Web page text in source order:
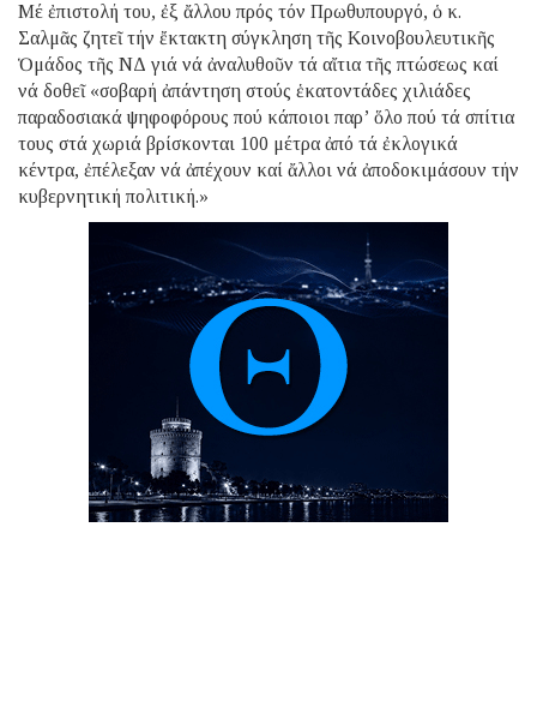
Μέ ἐπιστολή του, ἐξ ἄλλου πρός τόν Πρωθυπουργό, ὁ κ.
Σαλμᾶς ζητεῖ τήν ἔκτακτη σύγκληση τῆς Κοινοβουλευτικῆς
Ὁμάδος τῆς ΝΔ γιά νά ἀναλυθοῦν τά αἴτια τῆς πτώσεως καί
νά δοθεῖ «σοβαρή ἀπάντηση στούς ἑκατοντάδες χιλιάδες
παραδοσιακά ψηφοφόρους πού κάποιοι παρ’ ὅλο πού τά σπίτια
τους στά χωριά βρίσκονται 100 μέτρα ἀπό τά ἐκλογικά
κέντρα, ἐπέλεξαν νά ἀπέχουν καί ἄλλοι νά ἀποδοκιμάσουν τήν
κυβερνητική πολιτική.»